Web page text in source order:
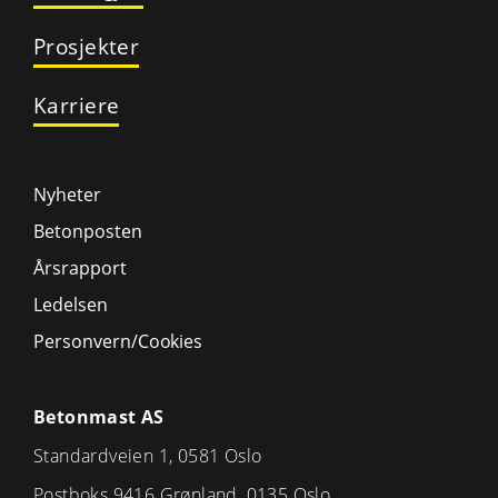
Prosjekter
Karriere
Nyheter
Betonposten
Årsrapport
Ledelsen
Personvern/Cookies
Betonmast AS
Standardveien 1, 0581 Oslo